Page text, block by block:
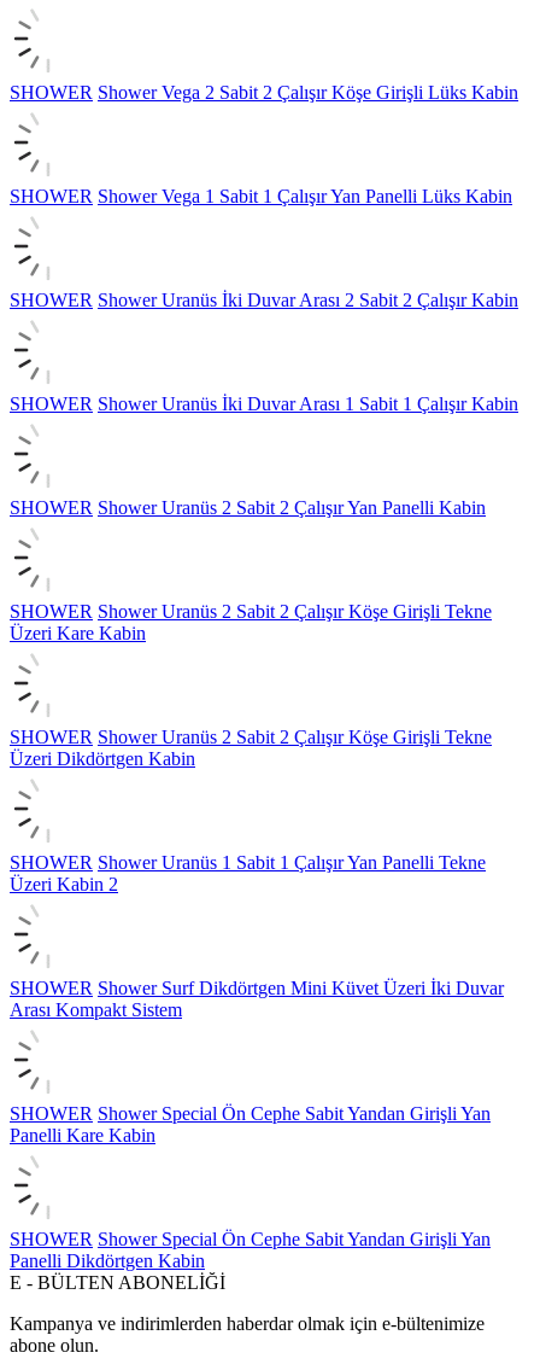
SHOWER Shower Vega 2 Sabit 2 Çalışır Köşe Girişli Lüks Kabin
SHOWER Shower Vega 1 Sabit 1 Çalışır Yan Panelli Lüks Kabin
SHOWER Shower Uranüs İki Duvar Arası 2 Sabit 2 Çalışır Kabin
SHOWER Shower Uranüs İki Duvar Arası 1 Sabit 1 Çalışır Kabin
SHOWER Shower Uranüs 2 Sabit 2 Çalışır Yan Panelli Kabin
SHOWER Shower Uranüs 2 Sabit 2 Çalışır Köşe Girişli Tekne
Üzeri Kare Kabin
SHOWER Shower Uranüs 2 Sabit 2 Çalışır Köşe Girişli Tekne
Üzeri Dikdörtgen Kabin
SHOWER Shower Uranüs 1 Sabit 1 Çalışır Yan Panelli Tekne
Üzeri Kabin 2
SHOWER Shower Surf Dikdörtgen Mini Küvet Üzeri İki Duvar
Arası Kompakt Sistem
SHOWER Shower Special Ön Cephe Sabit Yandan Girişli Yan
Panelli Kare Kabin
SHOWER Shower Special Ön Cephe Sabit Yandan Girişli Yan
Panelli Dikdörtgen Kabin
E - BÜLTEN ABONELİĞİ
Kampanya ve indirimlerden haberdar olmak için e-bültenimize
abone olun.